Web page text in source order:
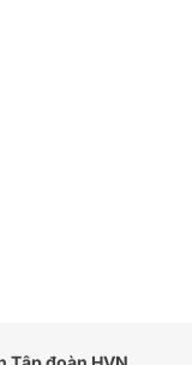
đoàn HVN
ngày 15/02/2012
Tập đoàn HVN có